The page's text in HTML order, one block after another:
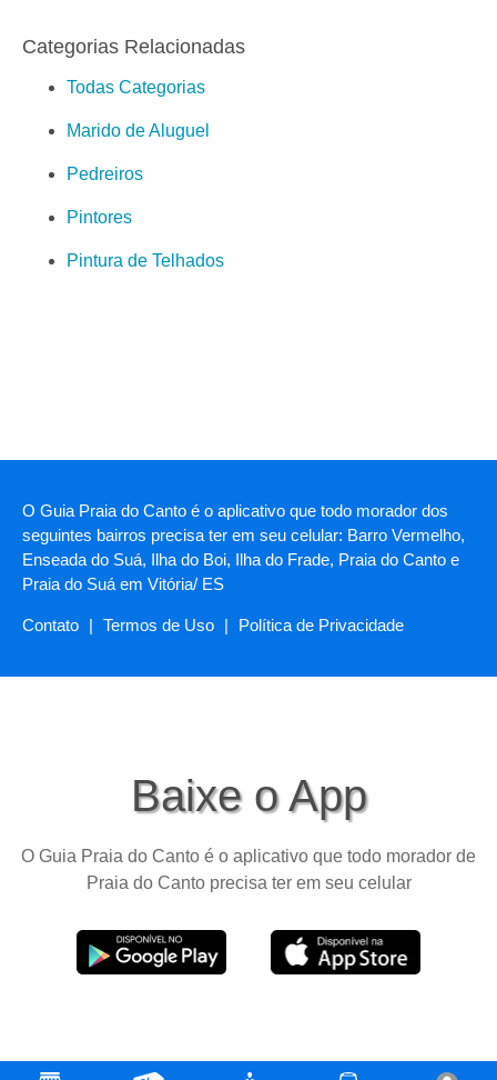
Categorias Relacionadas
Todas Categorias
Marido de Aluguel
Pedreiros
Pintores
Pintura de Telhados
O Guia Praia do Canto é o aplicativo que todo morador dos
seguintes bairros precisa ter em seu celular: Barro Vermelho,
Enseada do Suá, Ilha do Boi, Ilha do Frade, Praia do Canto e
Praia do Suá em Vitória/ ES
Contato | Termos de Uso | Política de Privacidade
Baixe o App
O Guia Praia do Canto é o aplicativo que todo morador de
Praia do Canto precisa ter em seu celular